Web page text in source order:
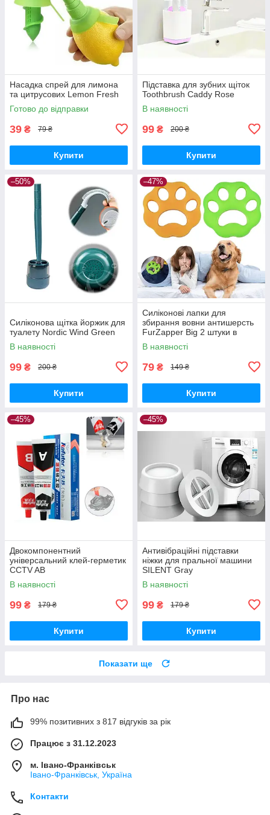
Насадка спрей для лимона
та цитрусових Lemon Fresh
Готово до відправки
39 ₴ 79 ₴
Купити
Підставка для зубних щіток
Toothbrush Caddy Rose
В наявності
99 ₴ 200 ₴
Купити
–50%
Силіконова щітка йоржик для
туалету Nordic Wind Green
В наявності
99 ₴ 200 ₴
Купити
–47%
Силіконові лапки для
збирання вовни антишерсть
FurZapper Big 2 штуки в
комплекті 95 мм
В наявності
79 ₴ 149 ₴
Купити
–45%
Двокомпонентний
універсальний клей-герметик
CCTV AB
В наявності
99 ₴ 179 ₴
Купити
–45%
Антивібраційні підставки
ніжки для пральної машини
SILENT Gray
В наявності
99 ₴ 179 ₴
Купити
Показати ще
Про нас
99% позитивних з 817 відгуків за рік
Працює з 31.12.2023
м. Івано-Франківськ
Івано-Франківськ, Україна
Контакти